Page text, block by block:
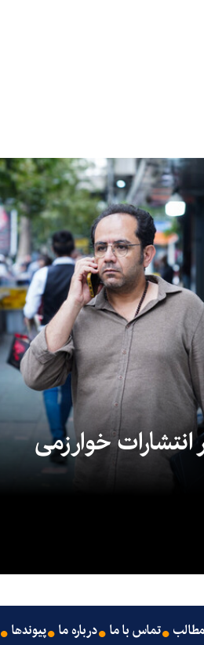
خوارزمی
تماس با ما درباره ما پیوندها